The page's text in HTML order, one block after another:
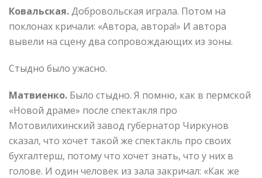
Ковальская.Добровольская играла. Потом на
поклонах кричали: «Автора, автора!» И автора
вывели на сцену два сопровождающих из зоны.
Стыдно было ужасно.
Матвиенко. Было стыдно. Я помню, как в пермской
«Новой драме» после спектакля про
Мотовилихинский завод губернатор Чиркунов
сказал, что хочет такой же спектакль про своих
бухгалтерш, потому что хочет знать, что у них в
голове. И один человек из зала закричал: «Как же